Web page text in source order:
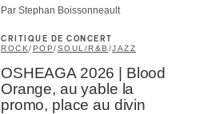
Par Stephan Boissonneault
CRITIQUE DE CONCERT
ROCK/POP/SOUL/R&B /JAZZ
OSHEAGA 2026 | Blood
Orange, au yable la
promo, place au divin